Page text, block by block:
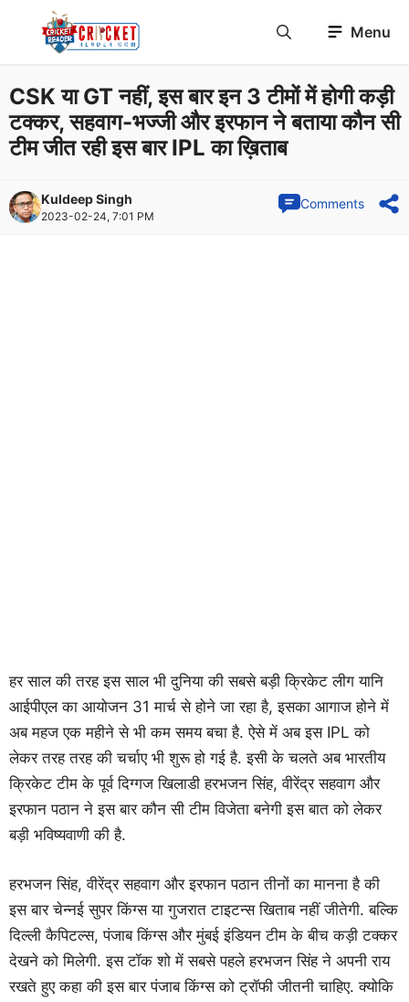
Menu
CSK या GT नहीं, इस बार इन 3 टीमों में होगी कड़ी
टक्कर, सहवाग-भज्जी और इरफान ने बताया कौन सी
टीम जीत रही इस बार IPL का ख़िताब
Kuldeep Singh
2023-02-24, 7:01 PM
Comments
हर साल की तरह इस साल भी दुनिया की सबसे बड़ी क्रिकेट लीग यानि
आईपीएल का आयोजन 31 मार्च से होने जा रहा है, इसका आगाज होने में
अब महज एक महीने से भी कम समय बचा है. ऐसे में अब इस IPL को
लेकर तरह तरह की चर्चाए भी शुरू हो गई है. इसी के चलते अब भारतीय
क्रिकेट टीम के पूर्व दिग्गज खिलाडी हरभजन सिंह, वीरेंद्र सहवाग और
इरफान पठान ने इस बार कौन सी टीम विजेता बनेगी इस बात को लेकर
बड़ी भविष्यवाणी की है.
हरभजन सिंह, वीरेंद्र सहवाग और इरफान पठान तीनों का मानना है की
इस बार चेन्नई सुपर किंग्स या गुजरात टाइटन्स खिताब नहीं जीतेगी. बल्कि
दिल्ली कैपिटल्स, पंजाब किंग्स और मुंबई इंडियन टीम के बीच कड़ी टक्कर
देखने को मिलेगी. इस टॉक शो में सबसे पहले हरभजन सिंह ने अपनी राय
रखते हुए कहा की इस बार पंजाब किंग्स को ट्रॉफी जीतनी चाहिए. क्योकि